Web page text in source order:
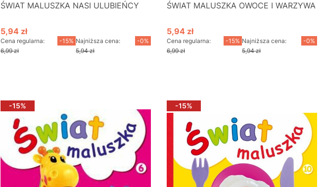
ŚWIAT MALUSZKA NASI ULUBIEŃCY
Cena promocyjna
5,94 zł
Cena regularna:
6,99 zł
-15% Najniższa cena:
5,94 zł
-0%
ŚWIAT MALUSZKA OWOCE I WARZYWA
Cena promocyjna
5,94 zł
Cena regularna:
6,99 zł
-15% Najniższa cena:
5,94 zł
-0%
-15% -15%